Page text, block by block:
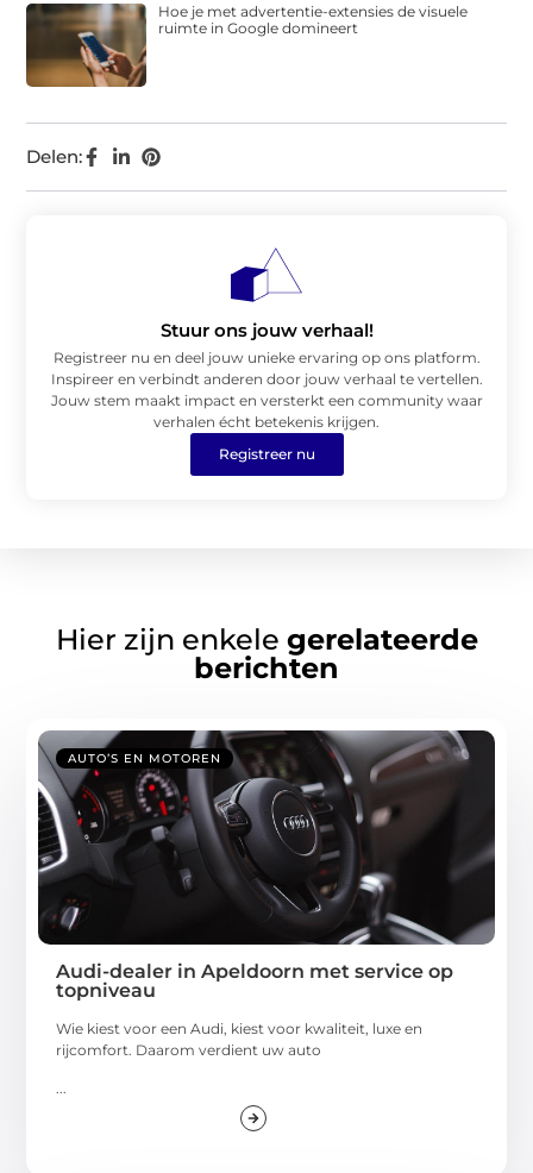
Delen:
Hoe je met advertentie-extensies de visuele
ruimte in Google domineert
Stuur ons jouw verhaal!
Registreer nu en deel jouw unieke ervaring op ons platform.
Inspireer en verbindt anderen door jouw verhaal te vertellen.
Jouw stem maakt impact en versterkt een community waar
verhalen écht betekenis krijgen.
Registreer nu
Hier zijn enkele gerelateerde
berichten
AUTO’S EN MOTOREN
Audi-dealer in Apeldoorn met service op
topniveau
Wie kiest voor een Audi, kiest voor kwaliteit, luxe en
rijcomfort. Daarom verdient uw auto
...